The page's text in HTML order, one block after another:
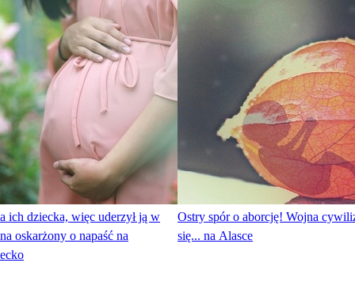
ich dziecka, więc uderzył ją w
oskarżony o napaść na
Ostry spór o aborcję! Wojna
się... na Alasce